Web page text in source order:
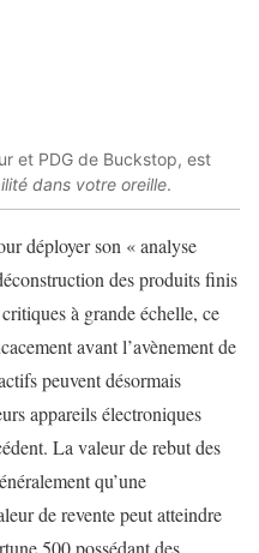
et PDG de Buckstop, est
dans votre oreille.
déployer son « analyse
des produits finis
à grande échelle, ce
avant l’avènement de
peuvent désormais
appareils électroniques
La valeur de rebut des
qu’une
de revente peut atteindre